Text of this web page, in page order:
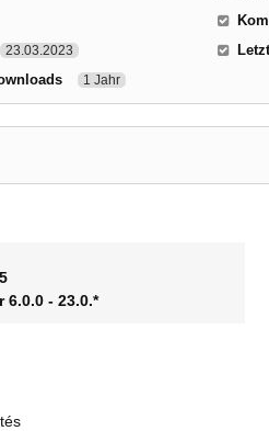
23.03.2023
1 Jahr
6.0.0 - 23.0.*